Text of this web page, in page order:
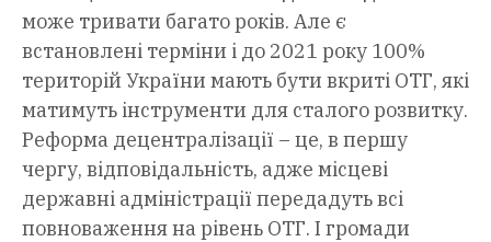
може тривати багато років. Але є
встановлені терміни і до 2021 року 100%
територій України мають бути вкриті ОТГ, які
матимуть інструменти для сталого розвитку.
Реформа децентралізації – це, в першу
чергу, відповідальність, адже місцеві
державні адміністрації передадуть всі
повноваження на рівень ОТГ. І громади